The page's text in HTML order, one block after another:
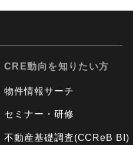
CRE動向を知りたい方
物件情報サーチ
セミナー・研修
不動産基礎調査(CCReB BI)